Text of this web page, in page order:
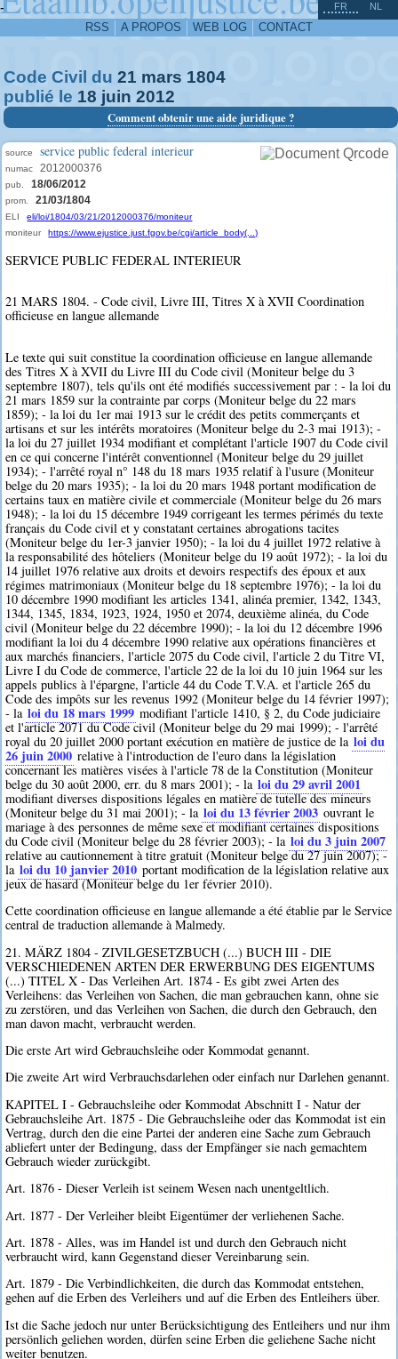
-
RSS A PROPOS WEB LOG CONTACT
FR NL
Code Civil du 21 mars 1804
publié le 18 juin 2012
Comment obtenir une aide juridique ?
source service public federal interieur
numac 2012000376
pub. 18/06/2012
prom. 21/03/1804
ELI
eli/loi/1804/03/21/2012000376/moniteur
moniteur
https://www.ejustice.just.fgov.be/cgi/article_body(...)
SERVICE PUBLIC FEDERAL INTERIEUR
21 MARS 1804. - Code civil, Livre III, Titres X à XVII Coordination
officieuse en langue allemande
Le texte qui suit constitue la coordination officieuse en langue allemande
des Titres X à XVII du Livre III du Code civil (Moniteur belge du 3
septembre 1807), tels qu'ils ont été modifiés successivement par : - la loi du
21 mars 1859 sur la contrainte par corps (Moniteur belge du 22 mars
1859); - la loi du 1er mai 1913 sur le crédit des petits commerçants et
artisans et sur les intérêts moratoires (Moniteur belge du 2-3 mai 1913); -
la loi du 27 juillet 1934 modifiant et complétant l'article 1907 du Code civil
en ce qui concerne l'intérêt conventionnel (Moniteur belge du 29 juillet
1934); - l'arrêté royal n° 148 du 18 mars 1935 relatif à l'usure (Moniteur
belge du 20 mars 1935); - la loi du 20 mars 1948 portant modification de
certains taux en matière civile et commerciale (Moniteur belge du 26 mars
1948); - la loi du 15 décembre 1949 corrigeant les termes périmés du texte
français du Code civil et y constatant certaines abrogations tacites
(Moniteur belge du 1er-3 janvier 1950); - la loi du 4 juillet 1972 relative à
la responsabilité des hôteliers (Moniteur belge du 19 août 1972); - la loi du
14 juillet 1976 relative aux droits et devoirs respectifs des époux et aux
régimes matrimoniaux (Moniteur belge du 18 septembre 1976); - la loi du
10 décembre 1990 modifiant les articles 1341, alinéa premier, 1342, 1343,
1344, 1345, 1834, 1923, 1924, 1950 et 2074, deuxième alinéa, du Code
civil (Moniteur belge du 22 décembre 1990); - la loi du 12 décembre 1996
modifiant la loi du 4 décembre 1990 relative aux opérations financières et
aux marchés financiers, l'article 2075 du Code civil, l'article 2 du Titre VI,
Livre I du Code de commerce, l'article 22 de la loi du 10 juin 1964 sur les
appels publics à l'épargne, l'article 44 du Code T.V.A. et l'article 265 du
Code des impôts sur les revenus 1992 (Moniteur belge du 14 février 1997);
- la loi du 18 mars 1999 modifiant l'article 1410, § 2, du Code judiciaire
et l'article 2071 du Code civil (Moniteur belge du 29 mai 1999); - l'arrêté
royal du 20 juillet 2000 portant exécution en matière de justice de la loi du
26 juin 2000 relative à l'introduction de l'euro dans la législation
concernant les matières visées à l'article 78 de la Constitution (Moniteur
belge du 30 août 2000, err. du 8 mars 2001); - la loi du 29 avril 2001
modifiant diverses dispositions légales en matière de tutelle des mineurs
(Moniteur belge du 31 mai 2001); - la loi du 13 février 2003 ouvrant le
mariage à des personnes de même sexe et modifiant certaines dispositions
du Code civil (Moniteur belge du 28 février 2003); - la loi du 3 juin 2007
relative au cautionnement à titre gratuit (Moniteur belge du 27 juin 2007); -
la loi du 10 janvier 2010 portant modification de la législation relative aux
jeux de hasard (Moniteur belge du 1er février 2010).
Cette coordination officieuse en langue allemande a été établie par le Service
central de traduction allemande à Malmedy.
21. MÄRZ 1804 - ZIVILGESETZBUCH (...) BUCH III - DIE
VERSCHIEDENEN ARTEN DER ERWERBUNG DES EIGENTUMS
(...) TITEL X - Das Verleihen Art. 1874 - Es gibt zwei Arten des
Verleihens: das Verleihen von Sachen, die man gebrauchen kann, ohne sie
zu zerstören, und das Verleihen von Sachen, die durch den Gebrauch, den
man davon macht, verbraucht werden.
Die erste Art wird Gebrauchsleihe oder Kommodat genannt.
Die zweite Art wird Verbrauchsdarlehen oder einfach nur Darlehen genannt.
KAPITEL I - Gebrauchsleihe oder Kommodat Abschnitt I - Natur der
Gebrauchsleihe Art. 1875 - Die Gebrauchsleihe oder das Kommodat ist ein
Vertrag, durch den die eine Partei der anderen eine Sache zum Gebrauch
abliefert unter der Bedingung, dass der Empfänger sie nach gemachtem
Gebrauch wieder zurückgibt.
Art. 1876 - Dieser Verleih ist seinem Wesen nach unentgeltlich.
Art. 1877 - Der Verleiher bleibt Eigentümer der verliehenen Sache.
Art. 1878 - Alles, was im Handel ist und durch den Gebrauch nicht
verbraucht wird, kann Gegenstand dieser Vereinbarung sein.
Art. 1879 - Die Verbindlichkeiten, die durch das Kommodat entstehen,
gehen auf die Erben des Verleihers und auf die Erben des Entleihers über.
Ist die Sache jedoch nur unter Berücksichtigung des Entleihers und nur ihm
persönlich geliehen worden, dürfen seine Erben die geliehene Sache nicht
weiter benutzen.
^